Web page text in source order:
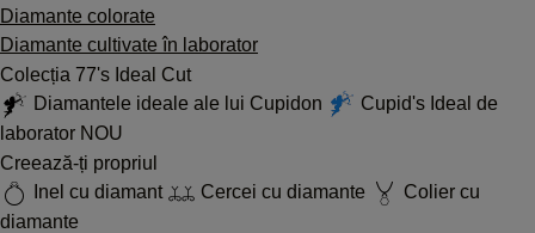
Diamante colorate
Diamante cultivate în laborator
Colecția 77's Ideal Cut
Diamantele ideale ale lui Cupidon
Cupid's Ideal de
laborator NOU
Creează-ți propriul
Inel cu diamant
Cercei cu diamante
Colier cu
diamante